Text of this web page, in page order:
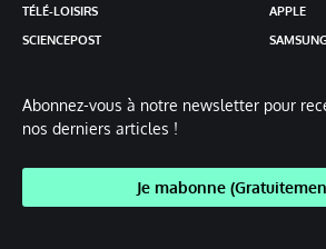
TÉLÉ-LOISIRS
SCIENCEPOST
APPLE
Abonnez-vous à notre newsletter pour
nos derniers articles !
Je mabonne